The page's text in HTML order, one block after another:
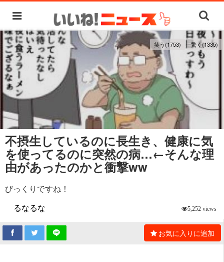
笑う(1753) 驚く(1335)
不摂生しているのに長生き、健康に気
を使ってるのに突然の病…←そんな理
由があったのかと衝撃ww
びっくりですね！
るなるな
5,252 views
お気に入りに追加